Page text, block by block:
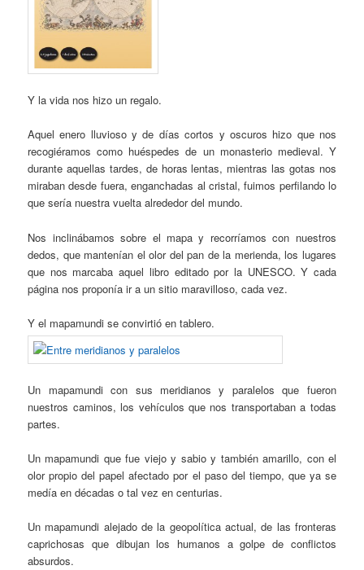
Y la vida nos hizo un regalo.
Aquel enero lluvioso y de días cortos y oscuros hizo que nos
recogiéramos como huéspedes de un monasterio medieval. Y
durante aquellas tardes, de horas lentas, mientras las gotas nos
miraban desde fuera, enganchadas al cristal, fuimos perfilando lo
que sería nuestra vuelta alrededor del mundo.
Nos inclinábamos sobre el mapa y recorríamos con nuestros
dedos, que mantenían el olor del pan de la merienda, los lugares
que nos marcaba aquel libro editado por la UNESCO. Y cada
página nos proponía ir a un sitio maravilloso, cada vez.
Y el mapamundi se convirtió en tablero.
Un mapamundi con sus meridianos y paralelos que fueron
nuestros caminos, los vehículos que nos transportaban a todas
partes.
Un mapamundi que fue viejo y sabio y también amarillo, con el
olor propio del papel afectado por el paso del tiempo, que ya se
medía en décadas o tal vez en centurias.
Un mapamundi alejado de la geopolítica actual, de las fronteras
caprichosas que dibujan los humanos a golpe de conflictos
absurdos.